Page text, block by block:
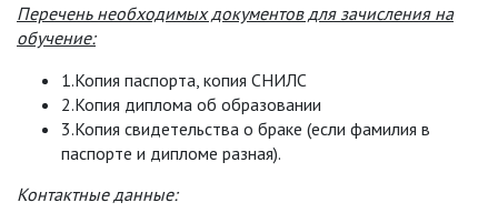
Перечень необходимых документов для зачисления на
обучение:
1.Копия паспорта, копия СНИЛС
2.Копия диплома об образовании
3.Копия свидетельства о браке (если фамилия в
паспорте и дипломе разная).
Контактные данные: